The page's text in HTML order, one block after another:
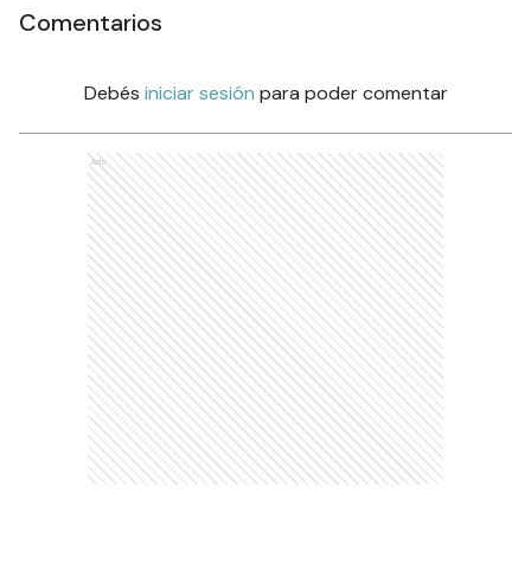
Comentarios
Debés iniciar sesión para poder comentar
Ads